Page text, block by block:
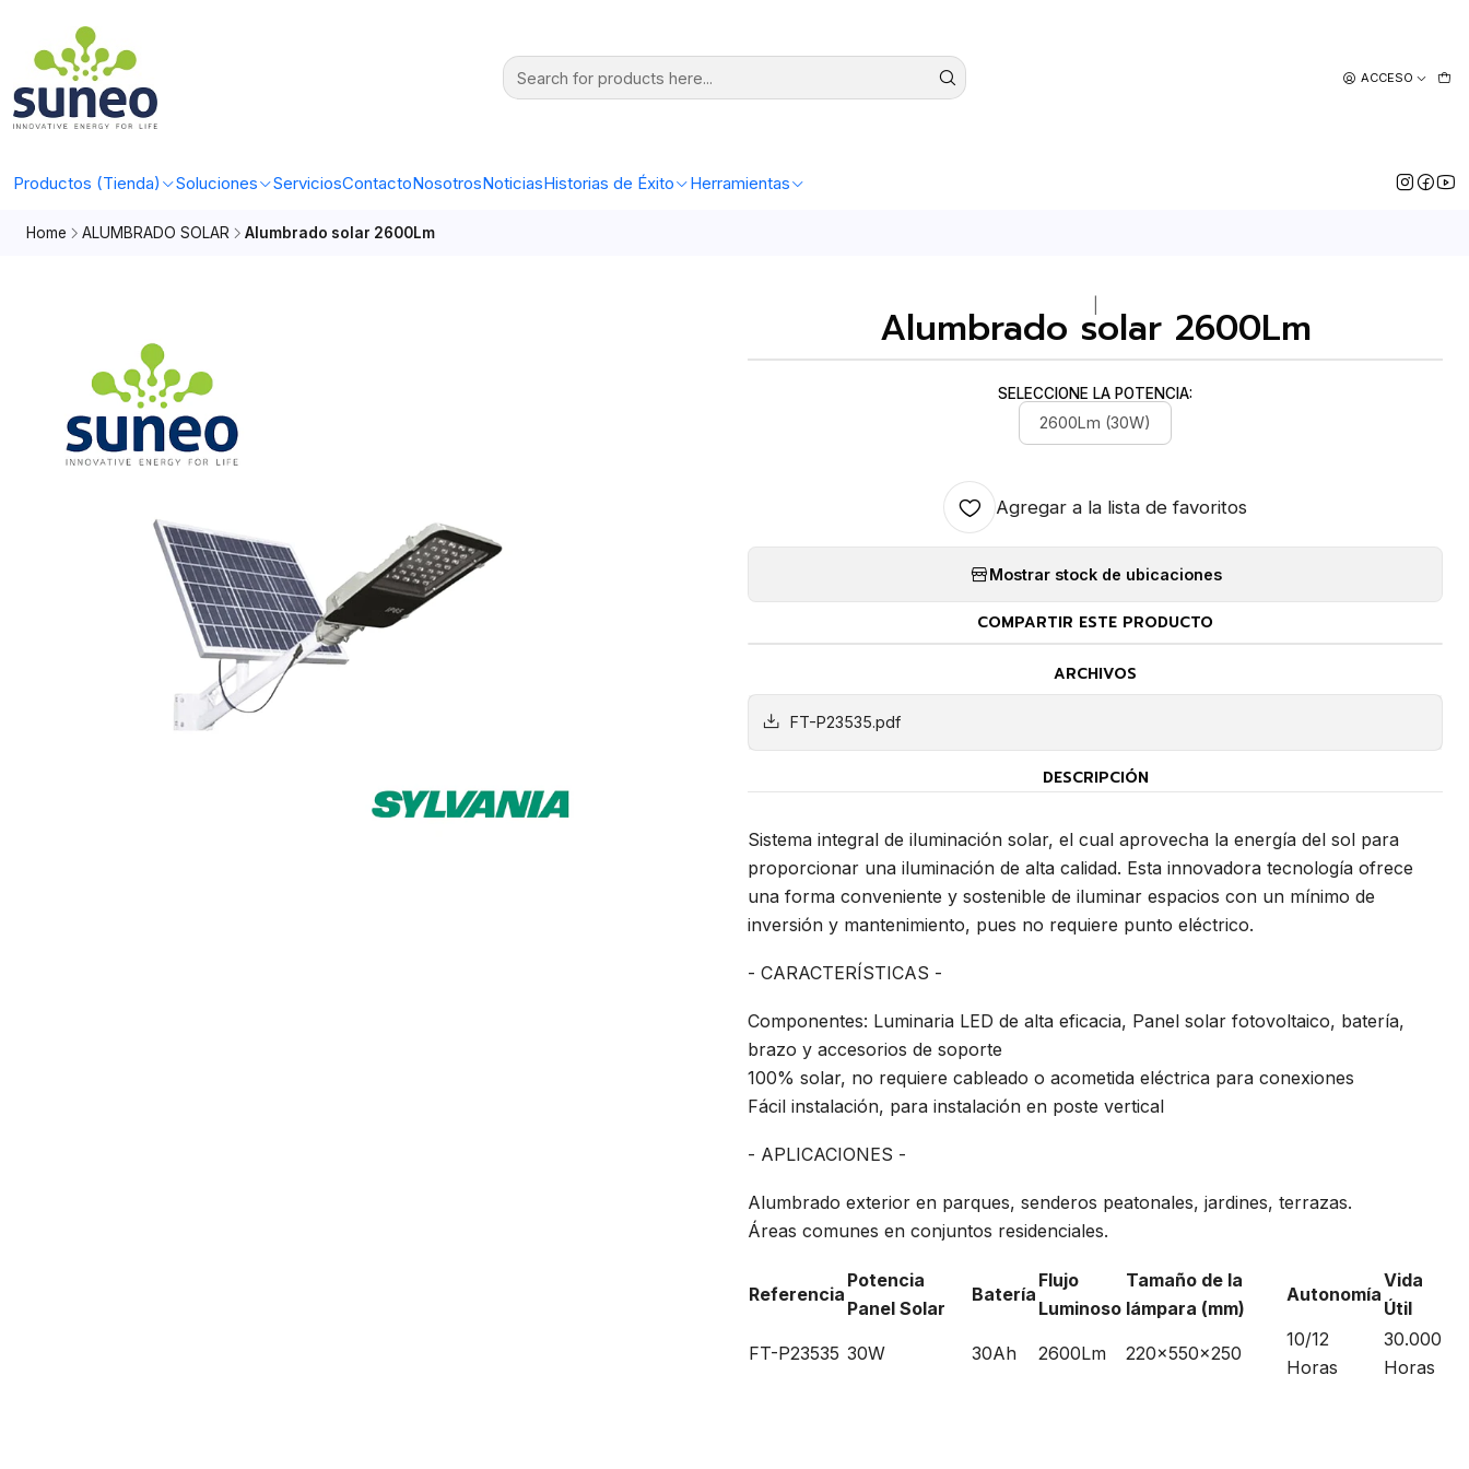
ACCESO
Productos (Tienda) Soluciones ServiciosContactoNosotrosNoticiasHistorias de Éxito Herramientas
Home ALUMBRADO SOLAR Alumbrado solar 2600Lm
Alumbrado solar 2600Lm
SELECCIONE LA POTENCIA:
2600Lm (30W)
Agregar a la lista de favoritos
Mostrar stock de ubicaciones
COMPARTIR ESTE PRODUCTO
ARCHIVOS
FT-P23535.pdf
DESCRIPCIÓN
Sistema integral de iluminación solar, el cual aprovecha la energía del sol para
proporcionar una iluminación de alta calidad. Esta innovadora tecnología ofrece
una forma conveniente y sostenible de iluminar espacios con un mínimo de
inversión y mantenimiento, pues no requiere punto eléctrico.
- CARACTERÍSTICAS -
Componentes: Luminaria LED de alta eficacia, Panel solar fotovoltaico, batería,
brazo y accesorios de soporte
100% solar, no requiere cableado o acometida eléctrica para conexiones
Fácil instalación, para instalación en poste vertical
- APLICACIONES -
Alumbrado exterior en parques, senderos peatonales, jardines, terrazas.
Áreas comunes en conjuntos residenciales.
Referencia
Potencia
Panel Solar
Batería
Flujo
Luminoso
Tamaño de la
lámpara (mm)
Autonomía
Vida
Útil
FT-P23535 30W 30Ah 2600Lm 220x550x250
10/12
Horas
30.000
Horas